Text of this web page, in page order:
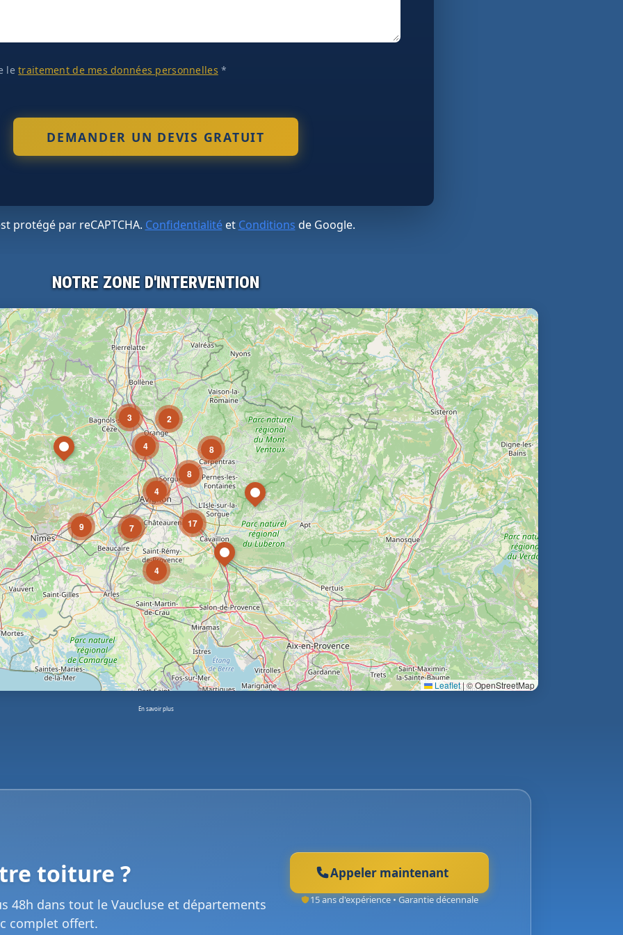
letraitement de mes données personnelles *
protégé par reCAPTCHA. Confidentialitéet Conditions de Google.
NOTRE ZONE D'INTERVENTION
3
4
9 7
2
4
4
17
8
8
Leaflet|© OpenStreetMap
En savoir plus
toiture ?
48h dans tout le Vaucluse et départements
complet offert.
Appeler maintenant
15 ans d'expérience • Garantie décennale